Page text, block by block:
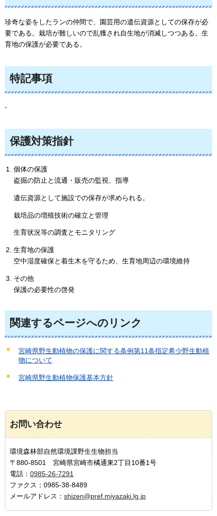
珍奇な姿をしたランの仲間で、園芸用の遺伝資源としての保存が必
要である。栽培が難しいので乱獲され自生地が消滅しつつある。生
育地の保護が必要である。
特記事項
-
保護対策指針
個体の保護
盗掘の防止と流通・販売の監視、指導
遺伝資源として施設での保存が求められる。
栽培品の増殖技術の確立と管理
生育状況等の調査とモニタリング
生育地の保護
空中湿度確保と着生木を守るため、生育地周辺の環境維持
その他
保護の必要性の啓発
関連するページへのリンク
宮崎県野生動植物の保護に関する条例第11条指定希少野生動植
物について
宮崎県野生動植物保護基本方針
お問い合わせ
環境森林部自然環境課野生生物担当
〒880-8501 宮崎県宮崎市橘通東2丁目10番1号
電話： 0985-26-7291
ファクス：0985-38-8489
メールアドレス： shizen@pref.miyazaki.lg.jp